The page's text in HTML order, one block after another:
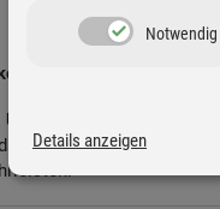
gefertigt und
Notwendig
Details anzeigen